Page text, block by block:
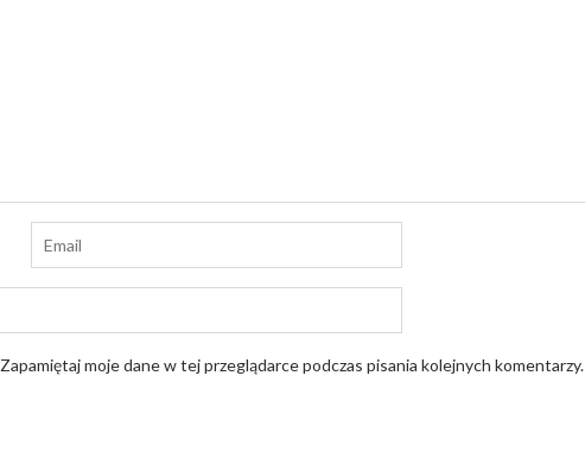
Zapamiętaj moje dane w tej przeglądarce podczas pisania kolejnych komentarzy.